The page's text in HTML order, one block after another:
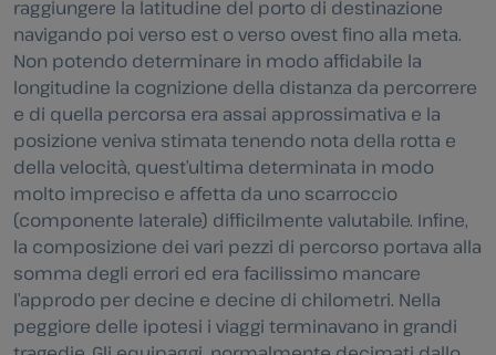
raggiungere la latitudine del porto di destinazione
navigando poi verso est o verso ovest fino alla meta.
Non potendo determinare in modo affidabile la
longitudine la cognizione della distanza da percorrere
e di quella percorsa era assai approssimativa e la
posizione veniva stimata tenendo nota della rotta e
della velocità, quest’ultima determinata in modo
molto impreciso e affetta da uno scarroccio
(componente laterale) difficilmente valutabile. Infine,
la composizione dei vari pezzi di percorso portava alla
somma degli errori ed era facilissimo mancare
l’approdo per decine e decine di chilometri. Nella
peggiore delle ipotesi i viaggi terminavano in grandi